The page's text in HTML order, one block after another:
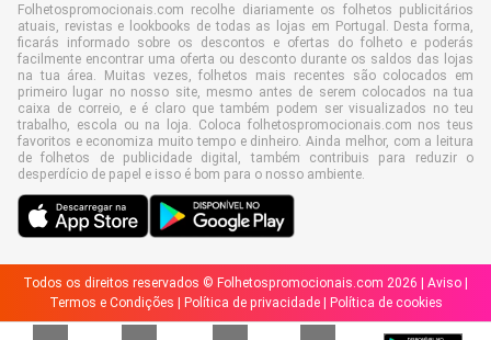
Folhetospromocionais.com recolhe diariamente os folhetos publicitários
atuais, revistas e lookbooks de todas as lojas em Portugal. Desta forma,
ficarás informado sobre os descontos e ofertas do folheto e poderás
facilmente encontrar uma oferta ou desconto durante os saldos das lojas
na tua área. Muitas vezes, folhetos mais recentes são colocados em
primeiro lugar no nosso site, mesmo antes de serem colocados na tua
caixa de correio, e é claro que também podem ser visualizados no teu
trabalho, escola ou na loja. Coloca folhetospromocionais.com nos teus
favoritos e economiza muito tempo e dinheiro. Ainda melhor, com a leitura
de folhetos de publicidade digital, também contribuis para reduzir o
desperdício de papel e isso é bom para o nosso ambiente.
Todos os direitos reservados © Folhetospromocionais.com 2026 | Aviso
Termos e Condições
Política de privacidade| Política de cookies